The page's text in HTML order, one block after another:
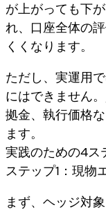
が上がっても下
れ、口座全体の
くくなります。
ただし、実運用
にはできません
拠金、執行価格
ます。
実践のための4ス
ステップ1：現物
まず、ヘッジ対